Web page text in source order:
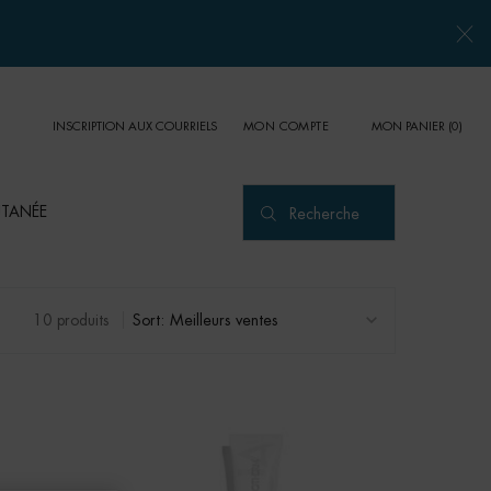
INSCRIPTION AUX COURRIELS MON COMPTE MON PANIER 0
0 PRODUCT IN CART
Recherche
10 produits Sort: